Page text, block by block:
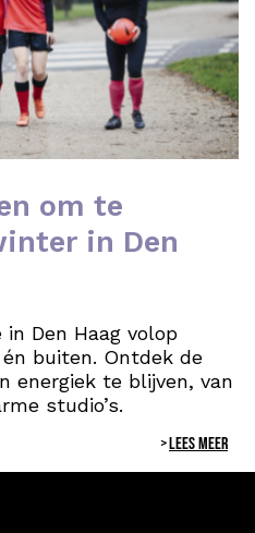
om te
in Den
Den Haag volop
buiten. Ontdek de
energiek te blijven, van
studio’s.
LEES MEER